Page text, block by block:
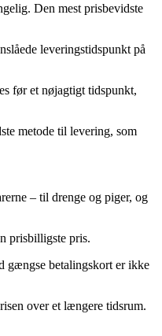
Den mest prisbevidste
leveringstidspunkt på
før et nøjagtigt tidspunkt,
metode til levering, som
– til drenge og piger, og
prisbilligste pris.
gængse betalingskort er ikke
over et længere tidsrum.